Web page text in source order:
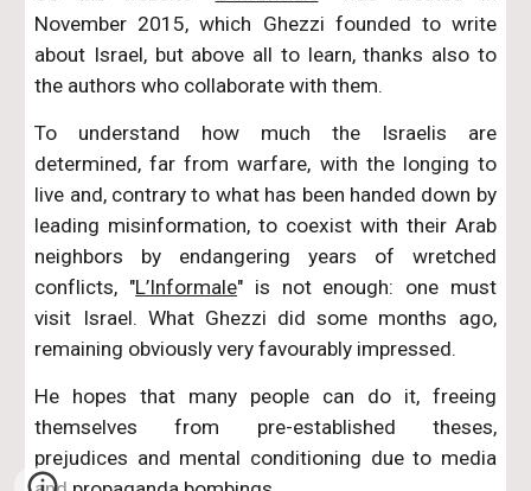
November 2015, which Ghezzi founded to write
about Israel, but above all to learn, thanks also to
the authors who collaborate with them.
To understand how much the Israelis are
determined, far from warfare, with the longing to
live and, contrary to what has been handed down by
leading misinformation, to coexist with their Arab
neighbors by endangering years of wretched
conflicts, "L’Informale" is not enough: one must
visit Israel. What Ghezzi did some months ago,
remaining obviously very favourably impressed.
He hopes that many people can do it, freeing
themselves from pre-established theses,
prejudices and mental conditioning due to media